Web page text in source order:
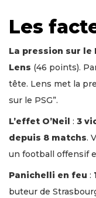
Les
La pression sur le
Lens (46 points).
tête. Lens met la
sur le PSG”.
L’effet O’Neil : 3
depuis 8 matchs.
un football offensif
Panichelli en feu :
buteur de